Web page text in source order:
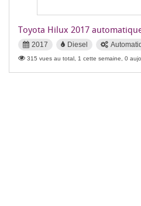
Toyota Hilux 2017
2017 Diesel
315 vues au total, 1 cette semaine, 0